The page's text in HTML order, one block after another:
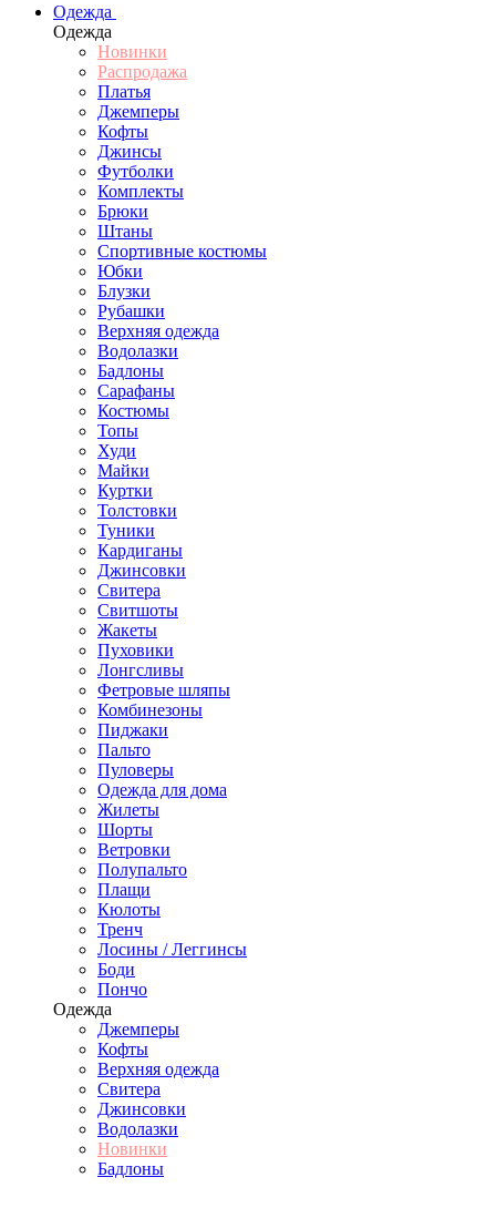
Одежда
Одежда
Новинки
Распродажа
Платья
Джемперы
Кофты
Джинсы
Футболки
Комплекты
Брюки
Штаны
Спортивные костюмы
Юбки
Блузки
Рубашки
Верхняя одежда
Водолазки
Бадлоны
Сарафаны
Костюмы
Топы
Худи
Майки
Куртки
Толстовки
Туники
Кардиганы
Джинсовки
Свитера
Свитшоты
Жакеты
Пуховики
Лонгсливы
Фетровые шляпы
Комбинезоны
Пиджаки
Пальто
Пуловеры
Одежда для дома
Жилеты
Шорты
Ветровки
Полупальто
Плащи
Кюлоты
Тренч
Лосины / Леггинсы
Боди
Пончо
Одежда
Джемперы
Кофты
Верхняя одежда
Свитера
Джинсовки
Водолазки
Новинки
Бадлоны